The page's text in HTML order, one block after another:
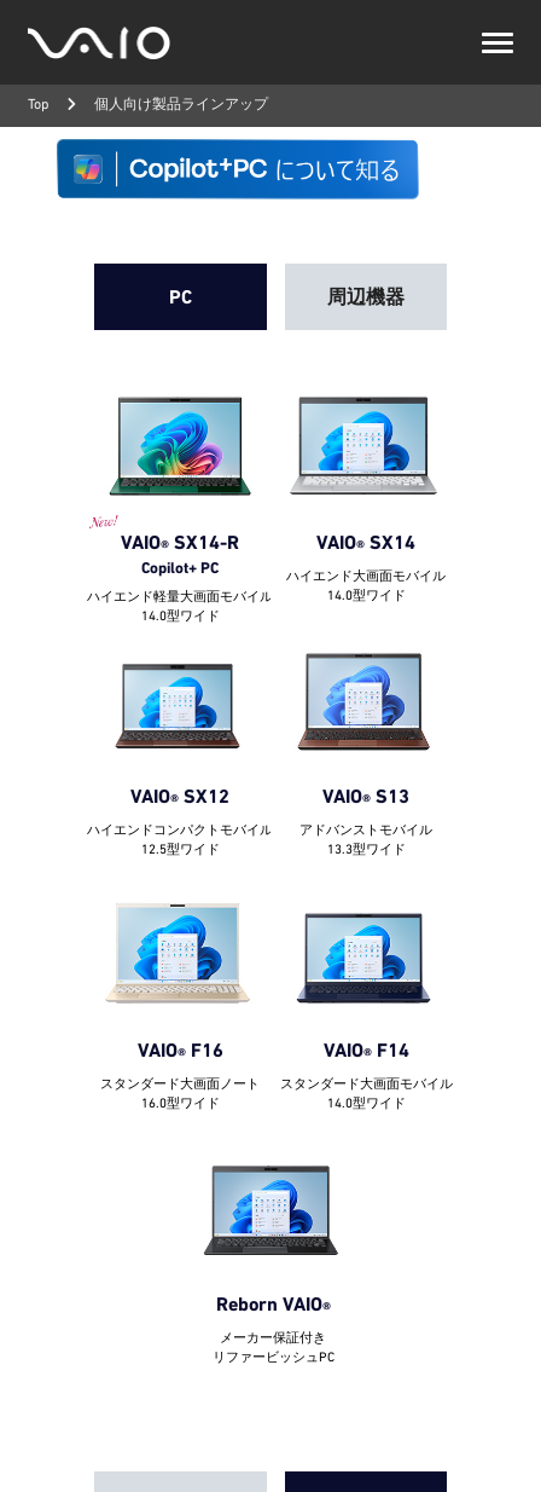
公
式
サ
Top 個人向け製品ラインアップ
PC 周辺機器
VAIO® SX14-R
Copilot+ PC
ハイエンド軽量大画面モバイル
14.0型ワイド
VAIO® SX14
ハイエンド大画面モバイル
14.0型ワイド
VAIO® SX12
ハイエンドコンパクトモバイル
12.5型ワイド
VAIO® S13
アドバンストモバイル
13.3型ワイド
VAIO®F16
スタンダード大画面ノート
16.0型ワイド
VAIO®F14
スタンダード大画面モバイル
14.0型ワイド
Reborn VAIO®
メーカー保証付き
リファービッシュPC